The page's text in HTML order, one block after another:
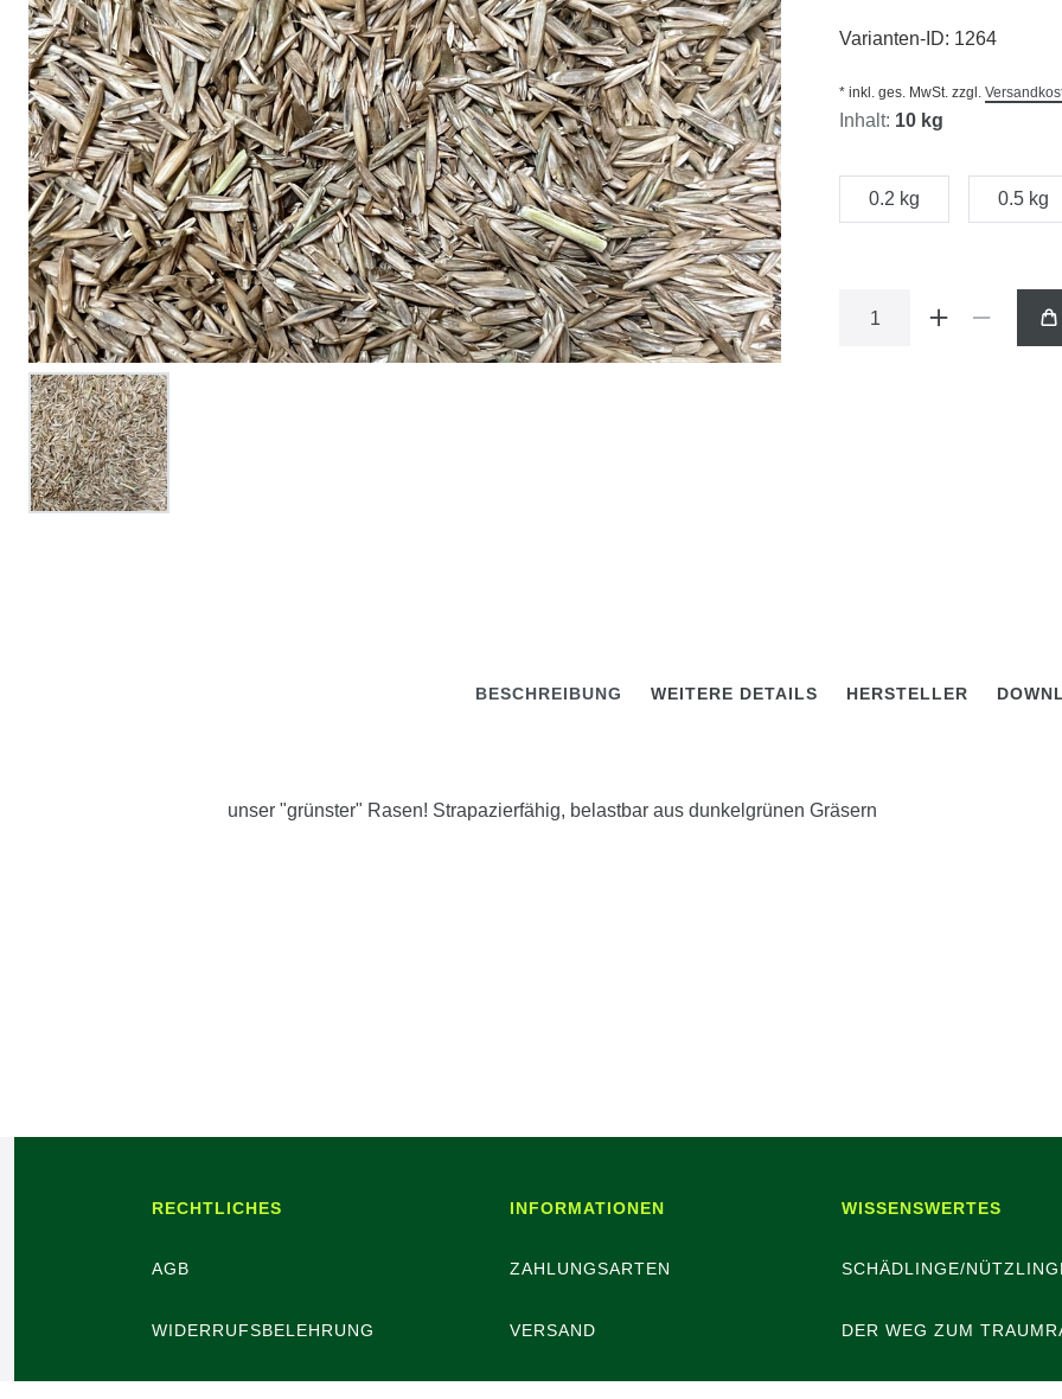
Varianten-ID: 1264
* inkl. ges. MwSt. zzgl.
Inhalt: 10 kg
0.2 kg 0.5 kg
BESCHREIBUNG WEITERE DETAILS HERSTELLER
unser "grünster" Rasen! Strapazierfähig, belastbar aus dunkelgrünen Gräsern
RECHTLICHES
AGB
WIDERRUFSBELEHRUNG
INFORMATIONEN
ZAHLUNGSARTEN
VERSAND
WISSENSWERTES
SCHÄDLINGE/
DER WEG ZUM